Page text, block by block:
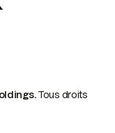
Tous droits